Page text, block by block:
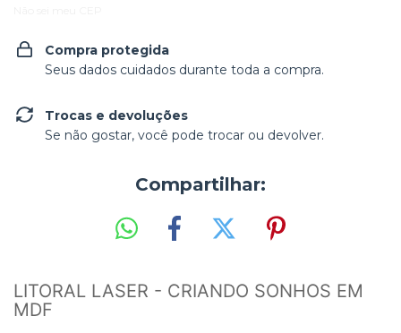
Compra protegida
Seus dados cuidados durante toda a compra.
Trocas e devoluções
Se não gostar, você pode trocar ou devolver.
Compartilhar:
LITORAL LASER - CRIANDO SONHOS EM
MDF